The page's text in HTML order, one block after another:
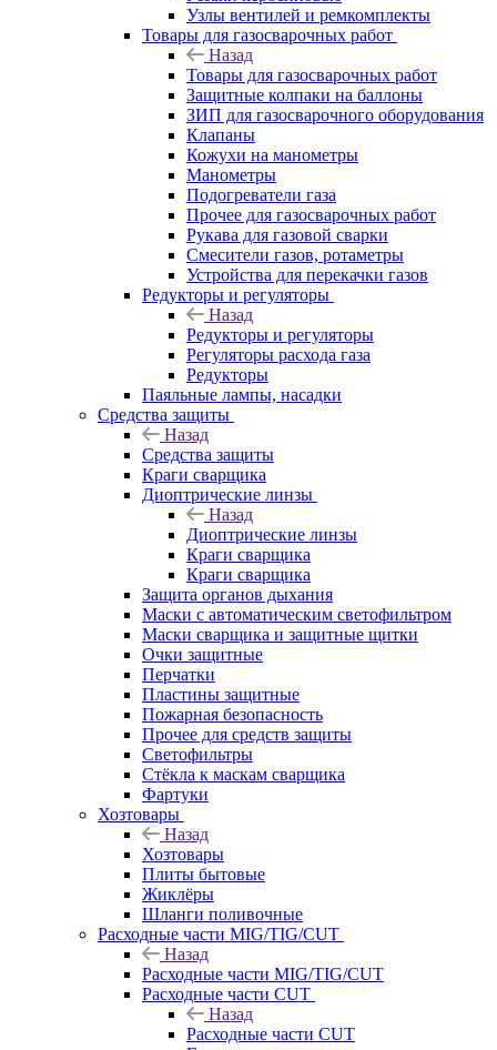
Узлы вентилей и ремкомплекты
Товары для газосварочных работ
Назад
Товары для газосварочных работ
Защитные колпаки на баллоны
ЗИП для газосварочного оборудования
Клапаны
Кожухи на манометры
Манометры
Подогреватели газа
Прочее для газосварочных работ
Рукава для газовой сварки
Смесители газов, ротаметры
Устройства для перекачки газов
Редукторы и регуляторы
Назад
Редукторы и регуляторы
Регуляторы расхода газа
Редукторы
Паяльные лампы, насадки
Средства защиты
Назад
Средства защиты
Краги сварщика
Диоптрические линзы
Назад
Диоптрические линзы
Краги сварщика
Краги сварщика
Защита органов дыхания
Маски с автоматическим светофильтром
Маски сварщика и защитные щитки
Очки защитные
Перчатки
Пластины защитные
Пожарная безопасность
Прочее для средств защиты
Светофильтры
Стёкла к маскам сварщика
Фартуки
Хозтовары
Назад
Хозтовары
Плиты бытовые
Жиклёры
Шланги поливочные
Расходные части MIG/TIG/CUT
Назад
Расходные части MIG/TIG/CUT
Расходные части CUT
Назад
Расходные части CUT